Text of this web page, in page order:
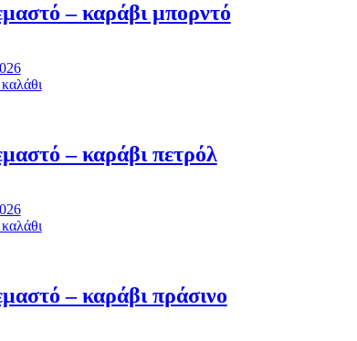
– καράβι μπορντό
– καράβι πετρόλ
– καράβι πράσινο